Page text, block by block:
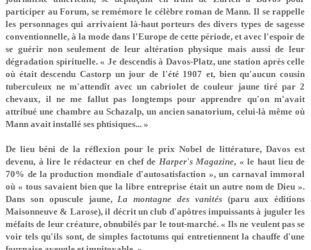
participer au Forum, se remémore le célèbre roman de Mann. Il se rappelle
les personnages qui arrivaient là-haut porteurs des divers types de sagesse
conventionnelle, à la mode dans l'Europe de cette période, et avec l'espoir de
se guérir non seulement de leur altération physique mais aussi de leur
dégradation spirituelle. « Je descendis à Davos-Platz, une station après celle
où était descendu Castorp un jour de l'été 1907 et, bien qu'aucun cousin
tuberculeux ne m'attendît avec un cabriolet de couleur jaune tiré par 2
chevaux, il ne me fallut pas longtemps pour apprendre qu'on m'avait
attribué une chambre au Schazalp, un ancien sanatorium, celui-là même où
Mann avait installé ses phtisiques... »
De lieu béni de la réflexion pour le prix Nobel de littérature, Davos est
devenu, à lire le rédacteur en chef de Harper's Magazine, « le haut lieu de
70% de la production mondiale d'autosatisfaction », un carnaval immoral
où « tous savaient bien que la libre entreprise était un autre nom de Dieu ».
Dans son opuscule jaune, La montagne des vanités(paru aux éditions
Maisonneuve & Larose), il décrit un club d'apôtres impuissants à juguler les
méfaits de leur créature, obnubilés par le tout-marché. « Ils ne veulent pas se
voir tels qu'ils sont, de simples factotums qui entretiennent la chauffe d'une